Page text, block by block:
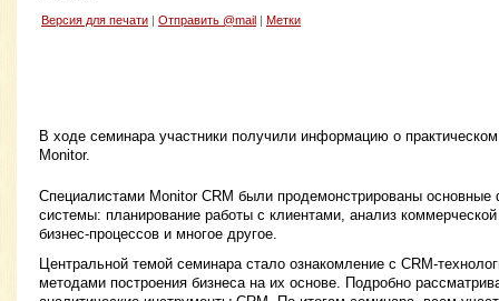
Версия для печати Отправить @mail Метки
В ходе семинара участники получили информацию о
Monitor.
Специалистами Monitor CRM были продемонстрированы
системы: планирование работы с клиентами, анализ
бизнес-процессов и многое другое.
Центральной темой семинара стало ознакомление с CRM-
методами построения бизнеса на их основе. Подробно